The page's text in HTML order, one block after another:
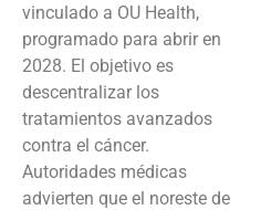
vinculado a OU Health,
programado para abrir en
2028. El objetivo es
descentralizar los
tratamientos avanzados
contra el cáncer.
Autoridades médicas
advierten que el noreste de